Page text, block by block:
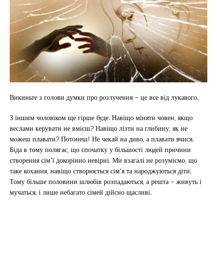
Викиньте з голови думки про розлучення – це все від лукавого.
З іншим чоловіком ще гірше буде. Навіщо міняти човен, якщо
веслами керувати не вмієш? Навіщо лізти на глибину, як не
можеш плавати? Потонеш! Не чекай на диво, а плавати вчися.
Біда в тому полягає, що спочатку у більшості людей причини
створення сім’ї докорінно невірні. Ми взагалі не розуміємо, що
таке кохання, навіщо створюється сім’я та народжуються діти.
Тому більше половини шлюбів розпадаються, а решта – живуть і
мучаться, і лише небагато сімей дійсно щасливі.